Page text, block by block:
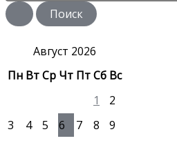
и
с
Август 2026
Пн ВтСр Чт ПтСб Вс
1
2
3
4 5 6 7 8
9